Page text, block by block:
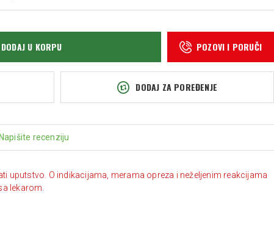
Napišite recenziju
DODAJ U KORPU POZOVI I PORUČI
DODAJ ZA POREĐENJE
uputstvo. O indikacijama, merama opreza i neželjenim reakcijama
lekarom.